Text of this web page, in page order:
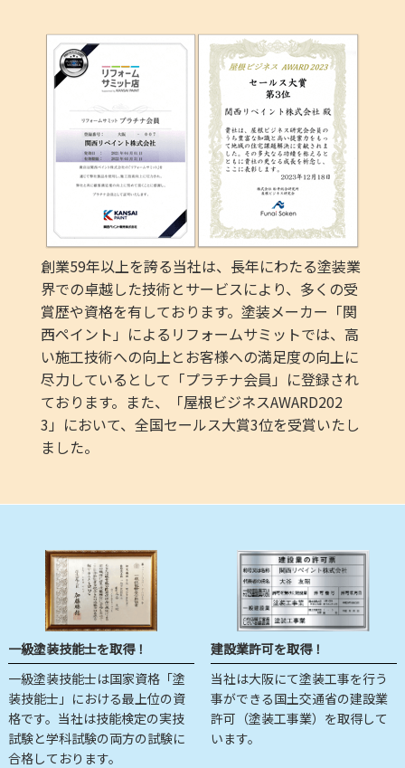
創業59年以上を誇る当社は、長年にわたる塗装業
界での卓越した技術とサービスにより、多くの受
賞歴や資格を有しております。塗装メーカー「関
西ペイント」によるリフォームサミットでは、高
い施工技術への向上とお客様への満足度の向上に
尽力しているとして「プラチナ会員」に登録され
ております。また、「屋根ビジネスAWARD202
3」において、全国セールス大賞3位を受賞いたし
ました。
一級塗装技能士を取得！
一級塗装技能士は国家資格「塗
装技能士」における最上位の資
格です。当社は技能検定の実技
試験と学科試験の両方の試験に
合格しております。
建設業許可を取得！
当社は大阪にて塗装工事を行う
事ができる国土交通省の建設業
許可（塗装工事業）を取得して
います。